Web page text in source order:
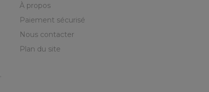
À propos
Paiement sécurisé
Nous contacter
Plan du site